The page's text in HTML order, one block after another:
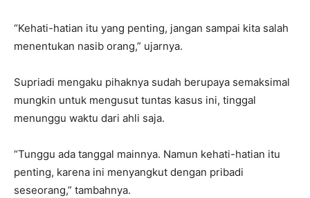
“Kehati-hatian itu yang penting, jangan sampai kita salah
menentukan nasib orang,” ujarnya.
Supriadi mengaku pihaknya sudah berupaya semaksimal
mungkin untuk mengusut tuntas kasus ini, tinggal
menunggu waktu dari ahli saja.
“Tunggu ada tanggal mainnya. Namun kehati-hatian itu
penting, karena ini menyangkut dengan pribadi
seseorang,” tambahnya.